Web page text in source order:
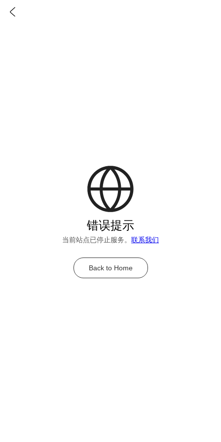
错误提示
当前站点已停止服务。 联系我们
Back to Home